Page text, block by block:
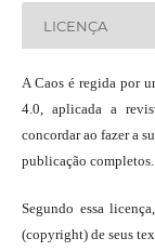
LICENÇA
A Caos é regida por
4.0, aplicada a
concordar ao fazer a
publicação completos.
Segundo essa
(copyright) de seus